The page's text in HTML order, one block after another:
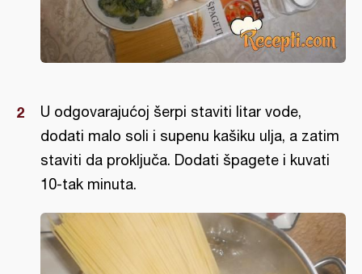
U odgovarajućoj šerpi staviti litar vode,
dodati malo soli i supenu kašiku ulja, a zatim
staviti da proključa. Dodati špagete i kuvati
10-tak minuta.